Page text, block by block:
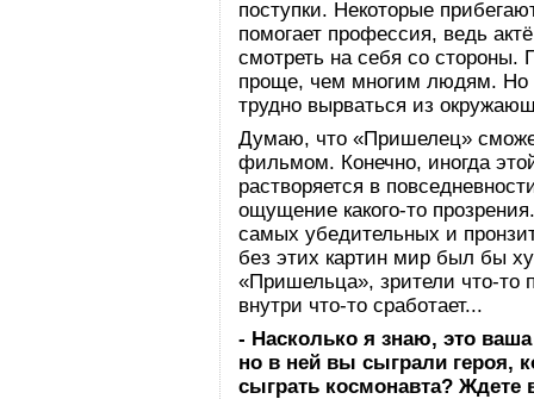
поступки. Некоторые
помогает профессия, ведь
смотреть на себя со стороны.
проще, чем многим людям. Но
трудно вырваться из
Думаю, что «Пришелец»
фильмом. Конечно, иногда
растворяется в
ощущение какого-то
самых убедительных и
без этих картин мир был бы
«Пришельца», зрители что-то
внутри что-то сработает...
- Насколько я знаю, это
но в ней вы сыграли героя,
сыграть космонавта?